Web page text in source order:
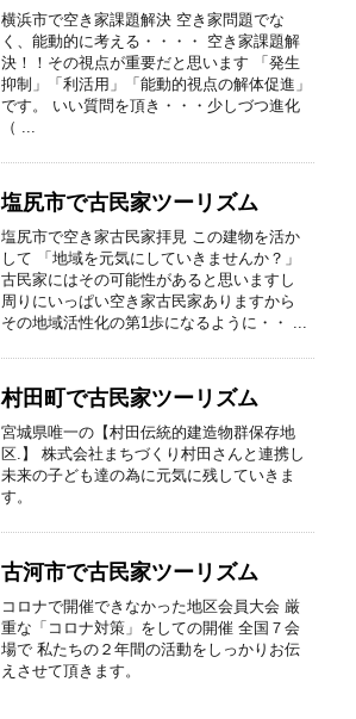
横浜市で空き家課題解決 空き家問題でな
く、能動的に考える・・・・ 空き家課題解
決！！その視点が重要だと思います 「発生
抑制」「利活用」「能動的視点の解体促進」
です。 いい質問を頂き・・・少しづつ進化
（ ...
塩尻市で古民家ツーリズム
塩尻市で空き家古民家拝見 この建物を活か
して 「地域を元気にしていきませんか？」
古民家にはその可能性があると思いますし
周りにいっぱい空き家古民家ありますから
その地域活性化の第1歩になるように・・ ...
村田町で古民家ツーリズム
宮城県唯一の【村田伝統的建造物群保存地
区.】 株式会社まちづくり村田さんと連携し
未来の子ども達の為に元気に残していきま
す。
古河市で古民家ツーリズム
コロナで開催できなかった地区会員大会 厳
重な「コロナ対策」をしての開催 全国７会
場で 私たちの２年間の活動をしっかりお伝
えさせて頂きます。